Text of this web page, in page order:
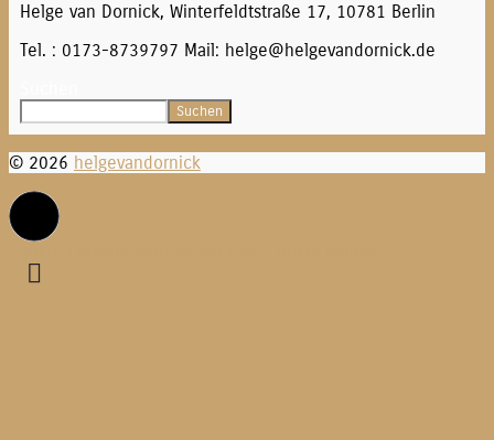
Helge van Dornick, Winterfeldtstraße 17, 10781 Berlin
Tel. : 0173-8739797 Mail: helge@helgevandornick.de
Suchen
© 2026 helgevandornick